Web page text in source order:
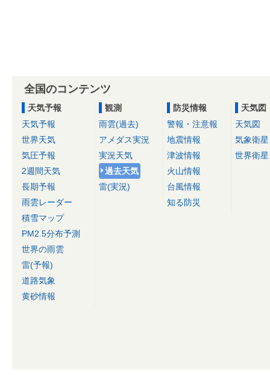
全国のコンテンツ
天気予報
天気予報
世界天気
気圧予報
2週間天気
長期予報
雨雲レーダー
積雪マップ
PM2.5分布予測
世界の雨雲
雷(予報)
道路気象
黄砂情報
観測
雨雲(過去)
アメダス実況
実況天気
過去天気
雷(実況)
防災情報
警報・注意報
地震情報
津波情報
火山情報
台風情報
知る防災
天気図
天気図
気象衛星
世界衛星